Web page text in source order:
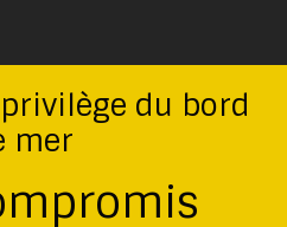
du bord
mer